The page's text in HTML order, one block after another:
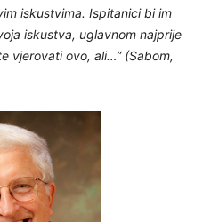
iskustvima. Ispitanici bi im
iskustva, uglavnom najprije
vjerovati ovo, ali…” (Sabom,